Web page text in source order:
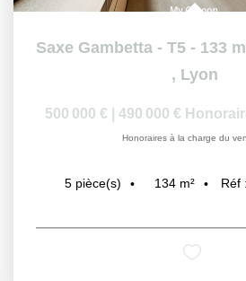
, Lyon
500 000 € 490 000 €
Honoraires à la charge du
5 pièce(s) 134 m² Réf :